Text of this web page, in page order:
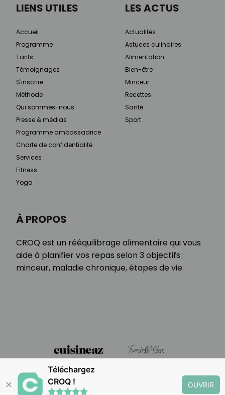
À PROPOS
CROQ est un rééquilibrage alimentaire qui vous
aide à planifier vos repas selon 3 objectifs :
minceur, maladie chronique, étapes de vie.
LIENS UTILES
Accueil
Programme
Tarifs
Témoignages
S'inscrire
Méthode
Qui sommes-nous
Presse & médias
Programme ambassadrice
Charte de confidentialité
Services
Fitness
Yoga
LES ACTUS
Actualités
Astuces culinaires
Alimentation
Bien-être
Minceur
Recettes
Santé
Sport
✕
Téléchargez
CROQ !
OUVRIR